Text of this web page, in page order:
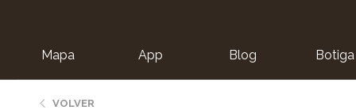
Mapa App Blog Botiga
VOLVER